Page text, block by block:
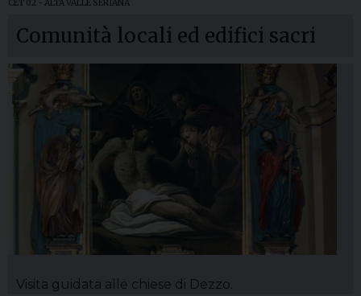
CET 02 - ALTA VALLE SERIANA
Comunità locali ed edifici sacri
Visita guidata alle chiese di Dezzo.